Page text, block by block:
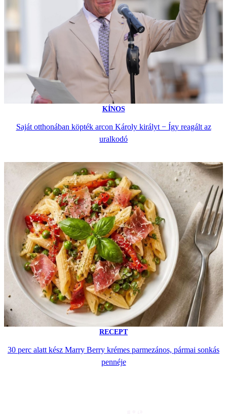
KÍNOS
Saját otthonában köpték arcon Károly királyt − Így reagált az
uralkodó
RECEPT
30 perc alatt kész Marry Berry krémes parmezános, pármai sonkás
pennéje